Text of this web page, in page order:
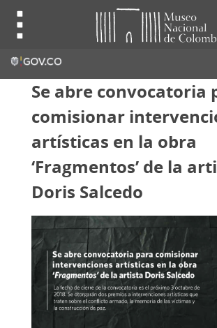
Se abre convocatoria
comisionar
artísticas en la obra
‘Fragmentos’ de la
Doris Salcedo